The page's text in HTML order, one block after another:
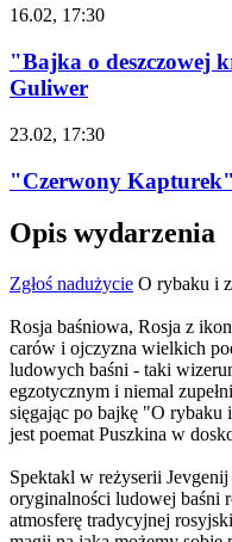
16.02, 17:30
"Bajka o deszczowej
Guliwer
23.02, 17:30
"Czerwony
Opis wydarzenia
Zgłoś nadużycie O rybaku i
Rosja baśniowa, Rosja z
carów i ojczyzna wielkich
ludowych baśni - taki
egzotycznym i niemal
sięgając po bajkę "O rybaku
jest poemat Puszkina w
Spektakl w reżyserii
oryginalności ludowej baśni
atmosferę tradycyjnej